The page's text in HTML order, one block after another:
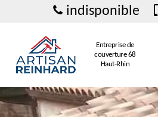
indisponible
Entreprise de
couverture 68
Haut-Rhin